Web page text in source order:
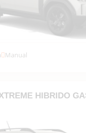
Manual
HIBRIDO